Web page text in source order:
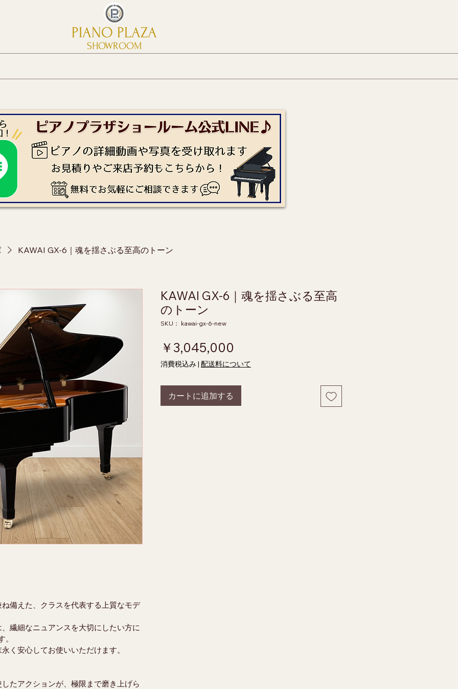
PIANO PLAZA
SHOWROOM
KAWAI GX-6｜魂を揺さぶる至高のトーン
備えた、クラスを代表する上質なモデ
繊細なニュアンスを大切にしたい方に
く安心してお使いいただけます。
たアクションが、極限まで磨き上げら
KAWAI GX-6｜魂を揺さぶる至高
のトーン
SKU： kawai-gx-6-new
￥3,045,000
消費税込み | 配送料について
カートに追加する